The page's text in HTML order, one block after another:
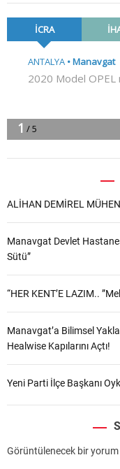
ALİHAN DEMİREL
Manavgat Devlet
Sütü”
“HER KENT’E LAZIM..
Manavgat’a Bilimsel
Healwise Kapılarını Açtı!
Yeni Parti İlçe Başkanı
Görüntülenecek bir yorum